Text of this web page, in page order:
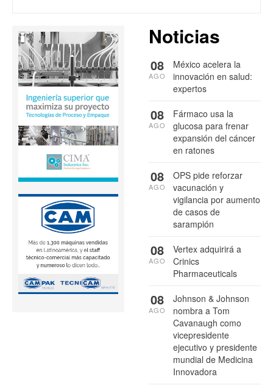
Noticias
México acelera la
innovación en salud:
expertos
08
AGO
Fármaco usa la
glucosa para frenar
expansión del cáncer
en ratones
08
AGO
OPS pide reforzar
vacunación y
vigilancia por aumento
de casos de
sarampión
08
AGO
Vertex adquirirá a
Crinics
Pharmaceuticals
08
AGO
Johnson & Johnson
nombra a Tom
Cavanaugh como
vicepresidente
ejecutivo y presidente
mundial de Medicina
Innovadora
08
AGO